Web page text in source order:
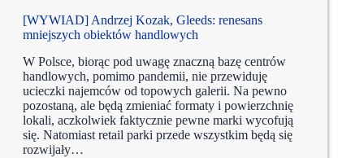
[WYWIAD] Andrzej Kozak, Gleeds: renesans
mniejszych obiektów handlowych
W Polsce, biorąc pod uwagę znaczną bazę centrów
handlowych, pomimo pandemii, nie przewiduję
ucieczki najemców od topowych galerii. Na pewno
pozostaną, ale będą zmieniać formaty i powierzchnię
lokali, aczkolwiek faktycznie pewne marki wycofują
się. Natomiast retail parki przede wszystkim będą się
rozwijały…